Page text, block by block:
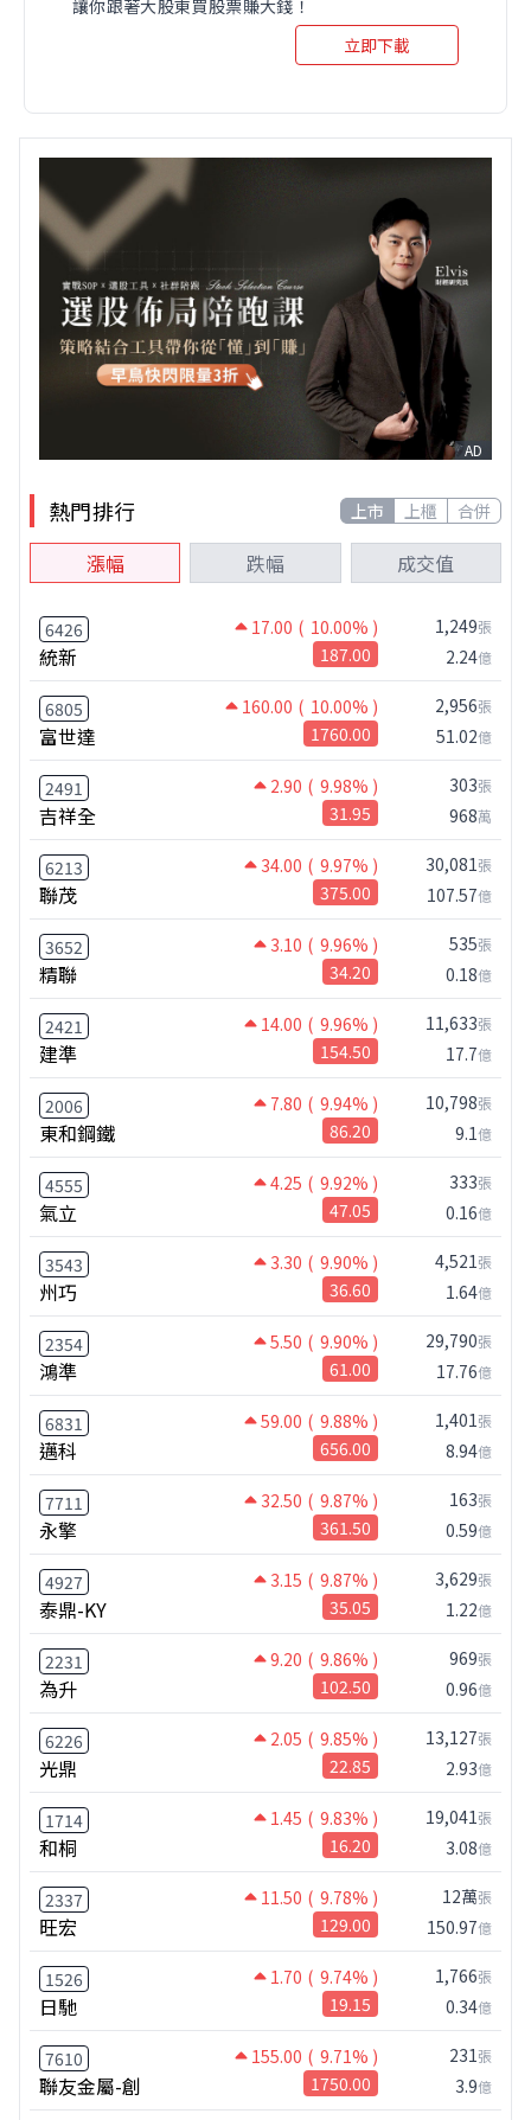
讓你跟著大股東買股票賺大錢！
立即下載
AD
熱門排行 上市 上櫃 合併
漲幅 跌幅 成交值
6426 17.00 ( 10.00% )
統新 187.00
1,249張
2.24億
6805 160.00 ( 10.00% )
富世達 1760.00
2,956張
51.02億
2491 2.90 ( 9.98% )
吉祥全 31.95
303張
968萬
6213 34.00 ( 9.97% )
聯茂 375.00
30,081張
107.57億
3652 3.10 ( 9.96% )
精聯 34.20
535張
0.18億
2421 14.00 ( 9.96% )
建準 154.50
11,633張
17.7億
2006 7.80 ( 9.94% )
東和鋼鐵 86.20
10,798張
9.1億
4555 4.25 ( 9.92% )
氣立 47.05
333張
0.16億
3543 3.30 ( 9.90% )
州巧 36.60
4,521張
1.64億
2354 5.50 ( 9.90% )
鴻準 61.00
29,790張
17.76億
6831 59.00 ( 9.88% )
邁科 656.00
1,401張
8.94億
7711 32.50 ( 9.87% )
永擎 361.50
163張
0.59億
4927 3.15 ( 9.87% )
泰鼎-KY 35.05
3,629張
1.22億
2231 9.20 ( 9.86% )
為升 102.50
969張
0.96億
6226 2.05 ( 9.85% )
光鼎 22.85
13,127張
2.93億
1714 1.45 ( 9.83% )
和桐 16.20
19,041張
3.08億
2337 11.50 ( 9.78% )
旺宏 129.00
12萬張
150.97億
1526 1.70 ( 9.74% )
日馳 19.15
1,766張
0.34億
7610 155.00 ( 9.71% )
聯友金屬-創 1750.00
231張
3.9億